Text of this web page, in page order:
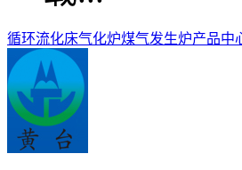
循环流化床气化炉煤气发生炉产品中